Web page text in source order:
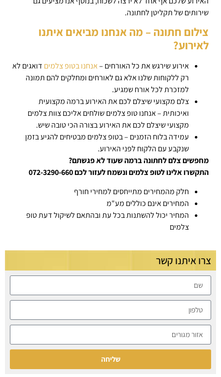
שירותים של תקליטן לחתונה.
צילום חתונה – מה אנחנו מביאים איתנו
לאירוע?
אירוע שירגש את כל האורחים –אנחנו בטופ צלמים דואגים לא
רק ללקוחות שלנו אלא גם לאורחים ומחלקים להם תמונה
למזכרת לכל אורח שמגיע.
צלם מקצועי שיצלם לכם את האירוע ברמה מקצועית
ואיכותית – אנחנו טופ צלמים שולחים אליכם צוות צלמים
מקצועי שיצלם לכם את האירוע בצורה הכי טובה שיש.
עמידה בלוח הזמנים – בטופ צלמים מבטיחים להגיע בזמן
שנקבע עם הלקוח לפני האירוע.
מחפשים צלם לחתונה ברמה שעוד לא פגשתם?
התקשרו אלינו לטופ צלמים ונשמח לעזור לכם 072-3290-660
חלק מהמחירים מתייחסים למחירי חורף
המחירים אינם כוללים מע"מ
המחיר יכול להשתנות בכל עת ובהתאם לשיקול דעת טופ
צלמים
צרו איתנו קשר
שליחה